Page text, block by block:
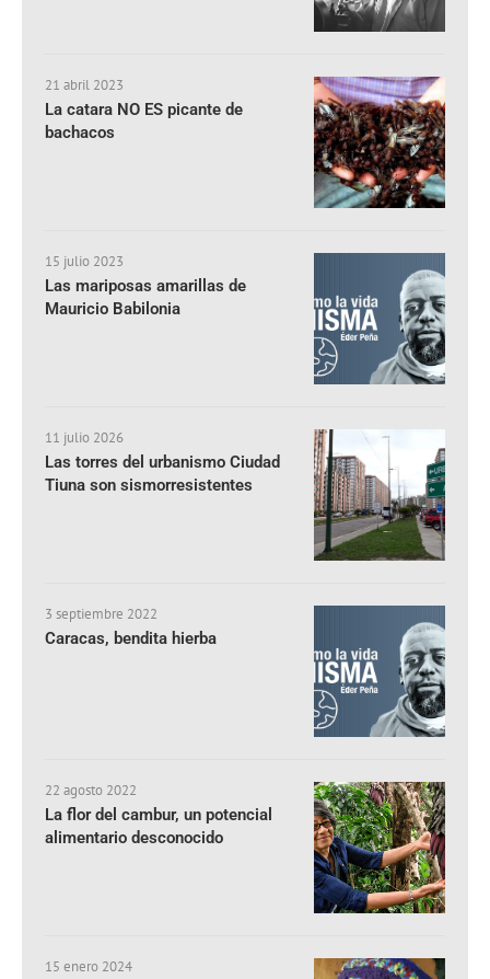
21 abril 2023
La catara NO ES picante de
bachacos
15 julio 2023
Las mariposas amarillas de
Mauricio Babilonia
11 julio 2026
Las torres del urbanismo Ciudad
Tiuna son sismorresistentes
3 septiembre 2022
Caracas, bendita hierba
22 agosto 2022
La flor del cambur, un potencial
alimentario desconocido
15 enero 2024